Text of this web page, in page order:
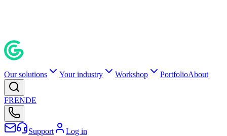
Our solutions Your industry Workshop PortfolioAbout
FRENDE
Support Log in